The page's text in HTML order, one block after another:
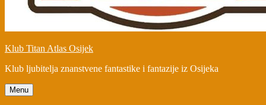
Klub Titan Atlas Osijek
Klub ljubitelja znanstvene fantastike i fantazije iz Osijeka
Menu